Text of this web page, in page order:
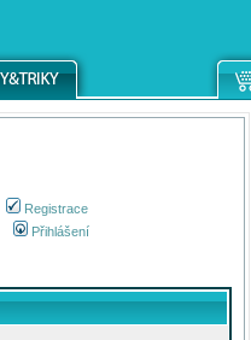
Registrace
Přihlášení